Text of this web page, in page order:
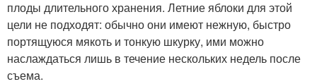
плоды длительного хранения. Летние яблоки для этой
цели не подходят: обычно они имеют нежную, быстро
портящуюся мякоть и тонкую шкурку, ими можно
наслаждаться лишь в течение нескольких недель после
съема.